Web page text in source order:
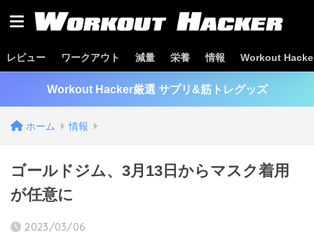
レビュー ワークアウト 減量 栄養 情報 Workout
Workout Hacker厳選 サプリ&筋トレグッズ
ホーム 情報
ゴールドジム、3月13日からマスク着用
が任意に
2023/03/06